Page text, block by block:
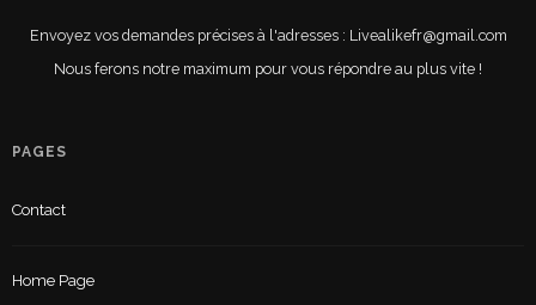
Envoyez vos demandes précises à l'adresses : Livealikefr@gmail.com
Nous ferons notre maximum pour vous répondre au plus vite !
PAGES
Contact
Home Page